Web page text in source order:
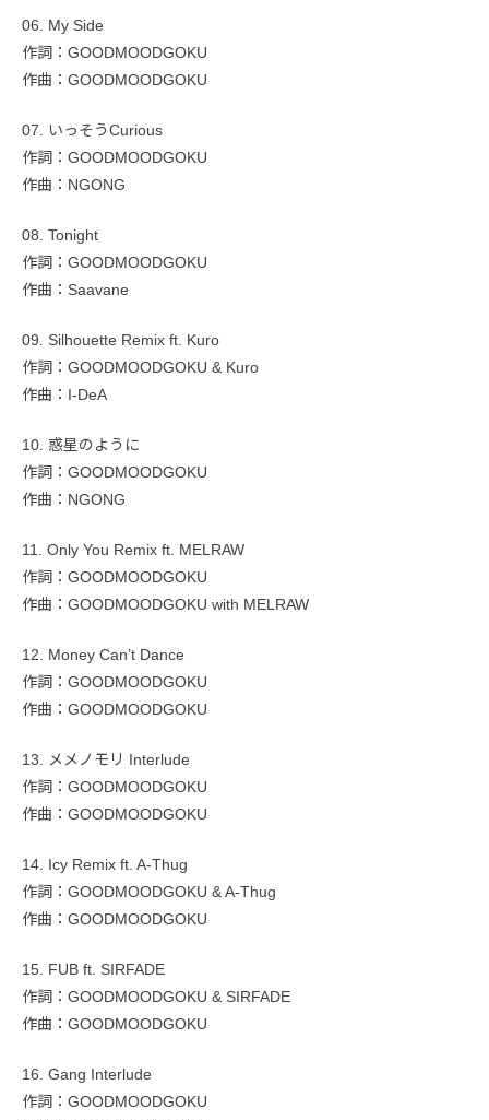
06. My Side
作詞：GOODMOODGOKU
作曲：GOODMOODGOKU
07. いっそうCurious
作詞：GOODMOODGOKU
作曲：NGONG
08. Tonight
作詞：GOODMOODGOKU
作曲：Saavane
09. Silhouette Remix ft. Kuro
作詞：GOODMOODGOKU & Kuro
作曲：I-DeA
10. 惑星のように
作詞：GOODMOODGOKU
作曲：NGONG
11. Only You Remix ft. MELRAW
作詞：GOODMOODGOKU
作曲：GOODMOODGOKU with MELRAW
12. Money Can’t Dance
作詞：GOODMOODGOKU
作曲：GOODMOODGOKU
13. メメノモリ Interlude
作詞：GOODMOODGOKU
作曲：GOODMOODGOKU
14. Icy Remix ft. A-Thug
作詞：GOODMOODGOKU & A-Thug
作曲：GOODMOODGOKU
15. FUB ft. SIRFADE
作詞：GOODMOODGOKU & SIRFADE
作曲：GOODMOODGOKU
16. Gang Interlude
作詞：GOODMOODGOKU